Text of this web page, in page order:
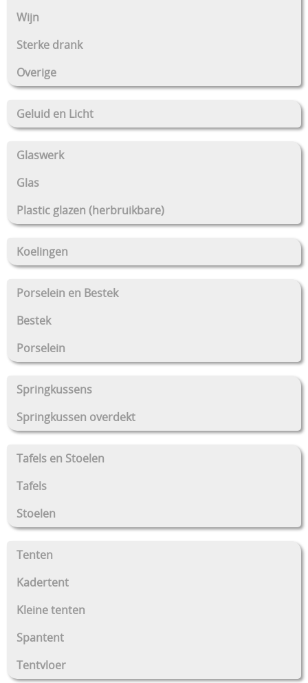
Wijn
Sterke drank
Overige
Geluid en Licht
Glaswerk
Glas
Plastic glazen (herbruikbare)
Koelingen
Porselein en Bestek
Bestek
Porselein
Springkussens
Springkussen overdekt
Tafels en Stoelen
Tafels
Stoelen
Tenten
Kadertent
Kleine tenten
Spantent
Tentvloer